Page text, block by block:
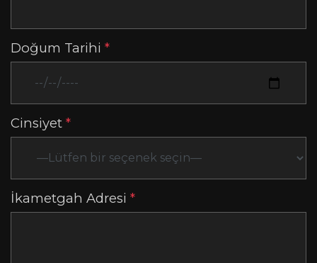
Doğum Tarihi *
Cinsiyet *
İkametgah Adresi *